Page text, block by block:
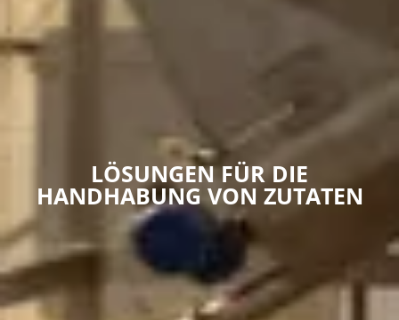
LÖSUNGEN FÜR DIE
HANDHABUNG VON ZUTATEN